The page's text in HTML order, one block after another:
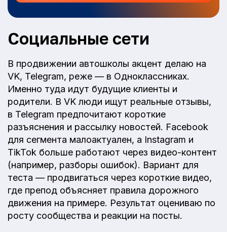
Социальные сети
В продвижении автошколы акцент делаю на
VK, Telegram, реже — в Одноклассниках.
Именно туда идут будущие клиенты и
родители. В VK люди ищут реальные отзывы,
в Telegram предпочитают короткие
разъяснения и рассылку новостей. Facebook
для сегмента малоактуален, а Instagram и
TikTok больше работают через видео-контент
(например, разборы ошибок). Вариант для
теста — продвигаться через короткие видео,
где препод объясняет правила дорожного
движения на примере. Результат оцениваю по
росту сообщества и реакции на посты.